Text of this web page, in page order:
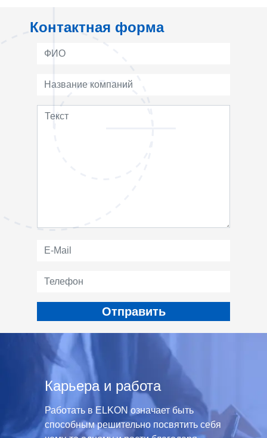
Контактная форма
Карьера и работа
Работать в ELKON означает быть
способным решительно посвятить себя